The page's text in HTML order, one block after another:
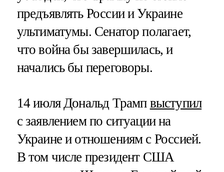
предъявлять России и Украине
ультиматумы. Сенатор полагает,
что война бы завершилась, и
начались бы переговоры.
14 июля Дональд Трамп выступил
с заявлением по ситуации на
Украине и отношениям с Россией.
В том числе президент США